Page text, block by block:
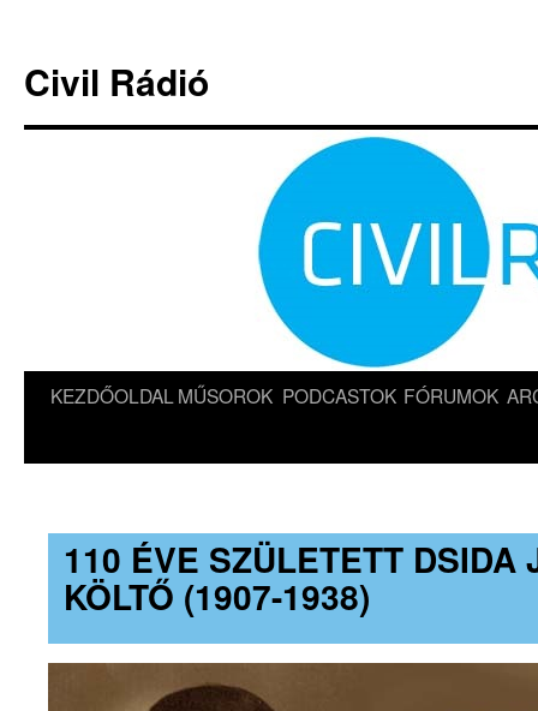
tartalomba
Civil Rádió
KEZDŐOLDAL MŰSOROK PODCASTOK FÓRUMOK
110 ÉVE SZÜLETETT DSIDA
KÖLTŐ (1907-1938)